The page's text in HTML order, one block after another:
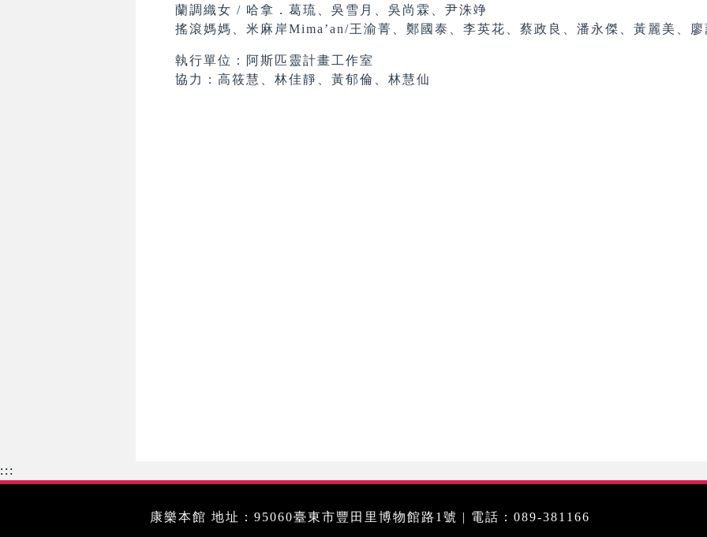
蘭調織女 / 哈拿．葛琉、吳雪月、吳尚霖、尹洙竫
搖滾媽媽、米麻岸Mima’an/王渝菁、鄭國泰、李英花、蔡政良、潘永傑、黃麗美、
執行單位：阿斯匹靈計畫工作室
協力：高筱慧、林佳靜、黃郁倫、林慧仙
:::
康樂本館 地址：95060臺東市豐田里博物館路1號 | 電話：089-381166